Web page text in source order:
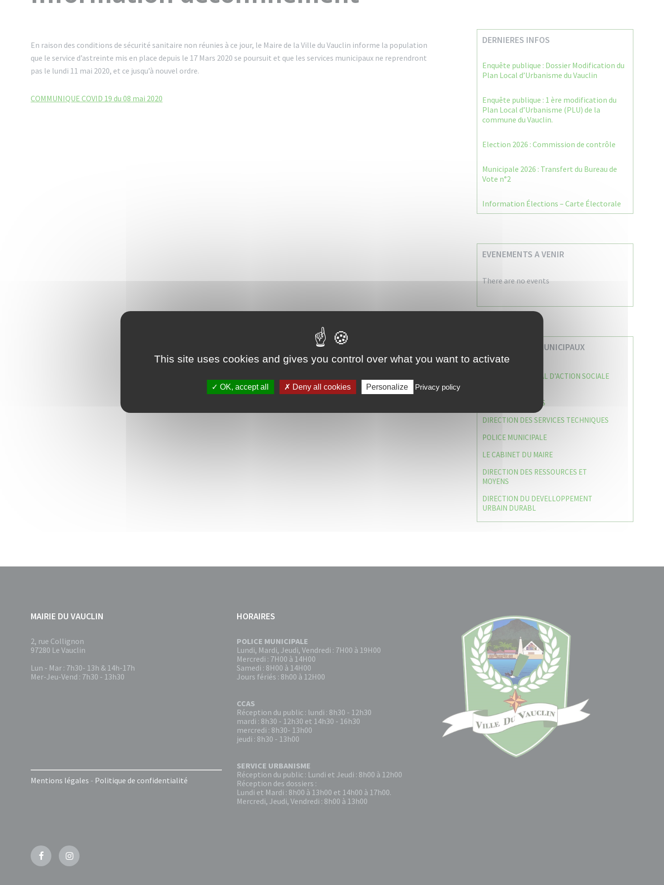
En raison des conditions de sécurité sanitaire non réunies à ce jour, le Maire de la Ville du Vauclin informe la population
que le service d’astreinte mis en place depuis le 17 Mars 2020 se poursuit et que les services municipaux ne reprendront
pas le lundi 11 mai 2020, et ce jusqu’à nouvel ordre.
COMMUNIQUE COVID 19 du 08 mai 2020
DERNIERES INFOS
Enquête publique : Dossier Modification du
Plan Local d’Urbanisme du Vauclin
Enquête publique : 1 ère modification du
Plan Local d’Urbanisme (PLU) de la
commune du Vauclin.
Election 2026 : Commission de contrôle
Municipale 2026 : Transfert du Bureau de
Vote n°2
Information Élections – Carte Électorale
EVENEMENTS A VENIR
There are no events
VOS SERVICES MUNICIPAUX
CENTRE COMMUNAL D’ACTION SOCIALE
CAISSE DES ÉCOLES
DIRECTION DES SERVICES TECHNIQUES
POLICE MUNICIPALE
LE CABINET DU MAIRE
DIRECTION DES RESSOURCES ET
MOYENS
DIRECTION DU DEVELLOPPEMENT
URBAIN DURABL
MAIRIE DU VAUCLIN
2, rue Collignon
97280 Le Vauclin
Lun - Mar : 7h30- 13h & 14h-17h
Mer-Jeu-Vend : 7h30 - 13h30
Mentions légales - Politique de confidentialité
HORAIRES
POLICE MUNICIPALE
Lundi, Mardi, Jeudi, Vendredi : 7H00 à 19H00
Mercredi : 7H00 à 14H00
Samedi : 8H00 à 14H00
Jours fériés : 8h00 à 12H00
CCAS
Réception du public : lundi : 8h30 - 12h30
mardi : 8h30 - 12h30 et 14h30 - 16h30
mercredi : 8h30- 13h00
jeudi : 8h30 - 13h00
SERVICE URBANISME
Réception du public : Lundi et Jeudi : 8h00 à 12h00
Réception des dossiers :
Lundi et Mardi : 8h00 à 13h00 et 14h00 à 17h00.
Mercredi, Jeudi, Vendredi : 8h00 à 13h00
FacebookInstagram
This site uses cookies and gives you control over what you want to activate
OK, accept all Deny all cookies Personalize Privacy policy